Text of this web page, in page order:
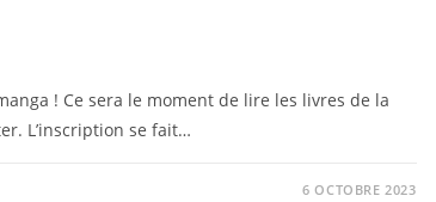
! Ce sera le moment de lire les livres de la
L’inscription se fait…
6 OCTOBRE 2023